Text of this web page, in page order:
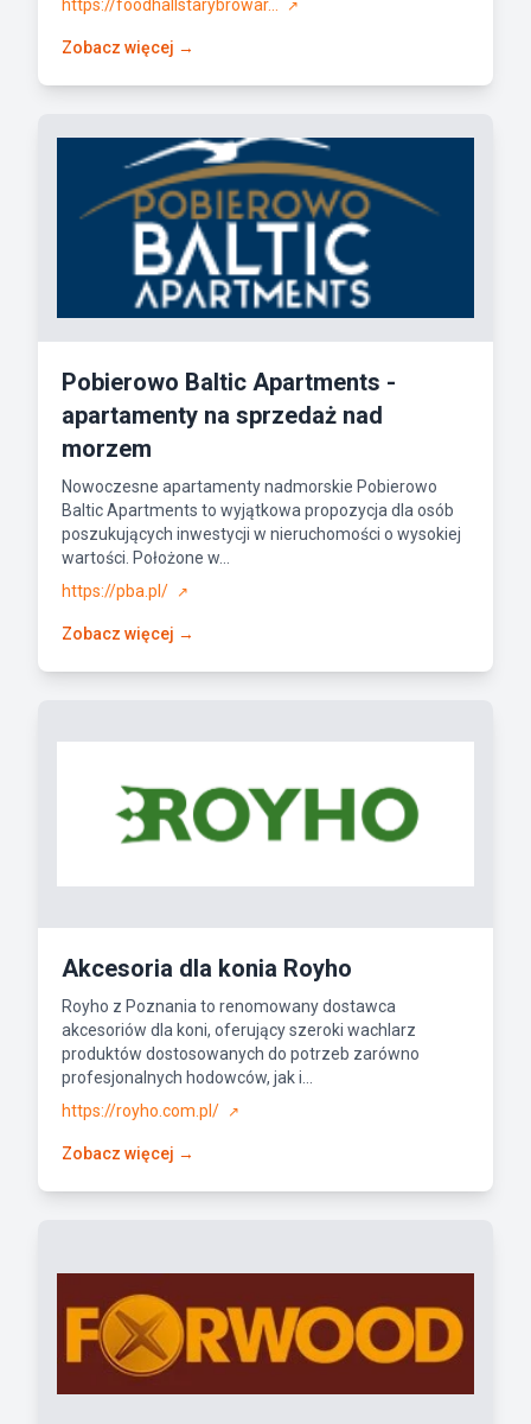
https://foodhallstarybrowar...
↗
Zobacz więcej →
Pobierowo Baltic Apartments -
apartamenty na sprzedaż nad
morzem
Nowoczesne apartamenty nadmorskie Pobierowo
Baltic Apartments to wyjątkowa propozycja dla osób
poszukujących inwestycji w nieruchomości o wysokiej
wartości. Położone w...
https://pba.pl/
↗
Zobacz więcej →
Akcesoria dla konia Royho
Royho z Poznania to renomowany dostawca
akcesoriów dla koni, oferujący szeroki wachlarz
produktów dostosowanych do potrzeb zarówno
profesjonalnych hodowców, jak i...
https://royho.com.pl/
↗
Zobacz więcej →